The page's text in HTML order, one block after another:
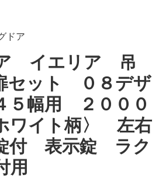
ドア
イエリア 吊
セット ０８デザ
幅用 ２０００
ワイト柄〉 左右
付 表示錠 ラク
用